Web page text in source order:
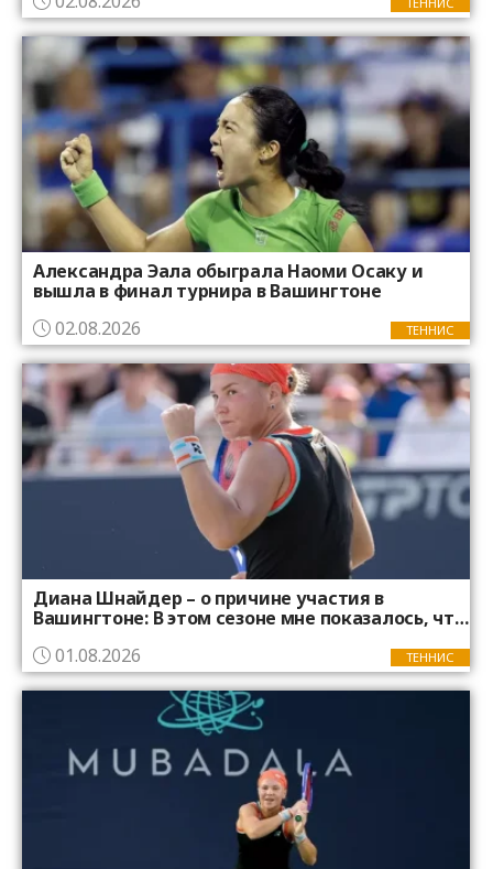
ТЕННИС
Александра Эала обыграла Наоми Осаку и
вышла в финал турнира в Вашингтоне
02.08.2026
ТЕННИС
Диана Шнайдер – о причине участия в
Вашингтоне: В этом сезоне мне показалось, что
серией длинноват
01.08.2026